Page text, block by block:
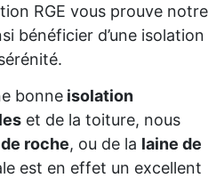
RGE vous prouve notre
bénéficier d’une isolation
bonne isolation
et de la toiture, nous
roche, ou de la laine de
est en effet un excellent